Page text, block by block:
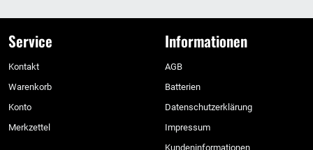
Service
Kontakt
Warenkorb
Konto
Merkzettel
Informationen
AGB
Batterien
Datenschutzerklärung
Impressum
Kundeninformationen